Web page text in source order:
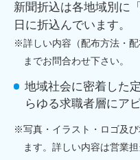
新聞折込は各地域別に
日に折込んでいます。
※詳しい内容（配布方法・
までお問合わせ下さい。
地域社会に密着した
らゆる求職者層にアピ
※写真・イラスト・ロゴ及
ます。詳しい内容は営業